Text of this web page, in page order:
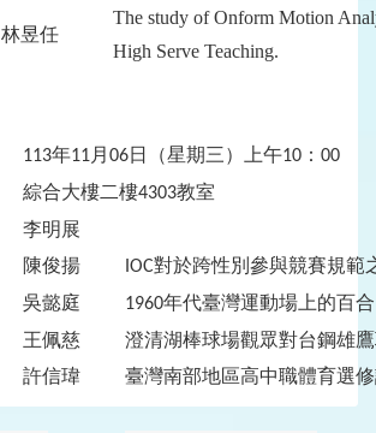
林昱任
The study of Onform Motion
High Serve Teaching.
113年11月 06日（星期三）上午10 ： 00
綜合大樓二樓4303教室
李明展
陳俊揚 IOC對於跨性別參與競賽規範
吳懿庭
1960年代臺灣運動場上的百
王佩慈
澄清湖棒球場觀眾對台鋼雄
許信瑋
臺灣南部地區高中職體育選